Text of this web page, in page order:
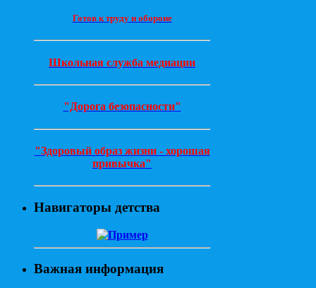
Готов к труду и обороне
Школьная служба медиации
"Дорога безопасности"
"Здоровый образ жизни - хорошая
привычка"
Навигаторы детства
Важная информация